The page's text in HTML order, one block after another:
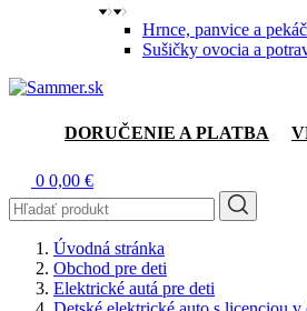
Hrnce, panvice a
Sušičky ovocia a
DORUČENIE A PLATBA
0 0,00 €
Úvodná stránka
Obchod pre deti
Elektrické autá pre deti